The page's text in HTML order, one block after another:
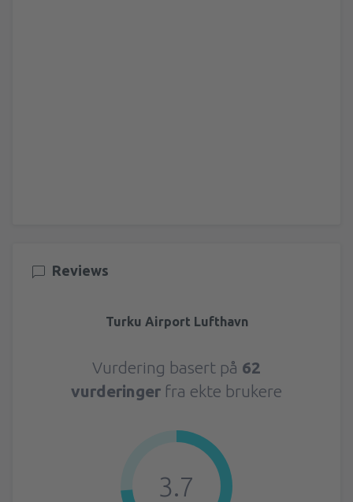
Reviews
Turku Airport Lufthavn
Vurdering basert på 62
vurderinger fra ekte brukere
3.7